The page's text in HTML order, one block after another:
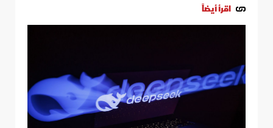
اقرأ أيضاً